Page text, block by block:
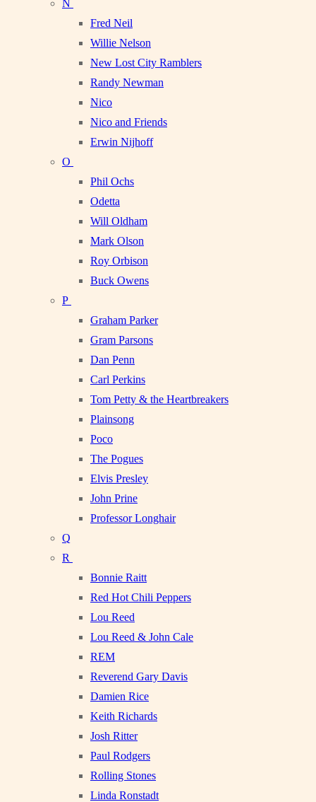
N
Fred Neil
Willie Nelson
New Lost City Ramblers
Randy Newman
Nico
Nico and Friends
Erwin Nijhoff
O
Phil Ochs
Odetta
Will Oldham
Mark Olson
Roy Orbison
Buck Owens
P
Graham Parker
Gram Parsons
Dan Penn
Carl Perkins
Tom Petty & the Heartbreakers
Plainsong
Poco
The Pogues
Elvis Presley
John Prine
Professor Longhair
Q
R
Bonnie Raitt
Red Hot Chili Peppers
Lou Reed
Lou Reed & John Cale
REM
Reverend Gary Davis
Damien Rice
Keith Richards
Josh Ritter
Paul Rodgers
Rolling Stones
Linda Ronstadt